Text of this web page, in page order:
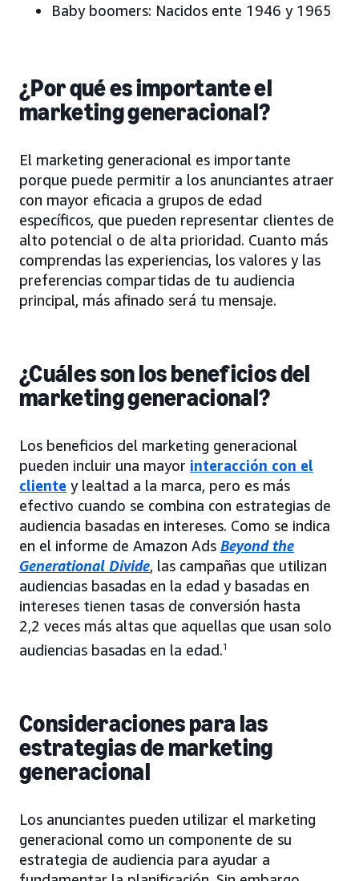
Baby boomers: Nacidos ente 1946 y 1965
¿Por qué es importante el
marketing generacional?
El marketing generacional es importante
porque puede permitir a los anunciantes atraer
con mayor eficacia a grupos de edad
específicos, que pueden representar clientes de
alto potencial o de alta prioridad. Cuanto más
comprendas las experiencias, los valores y las
preferencias compartidas de tu audiencia
principal, más afinado será tu mensaje.
¿Cuáles son los beneficios del
marketing generacional?
Los beneficios del marketing generacional
pueden incluir una mayor interacción con el
cliente y lealtad a la marca, pero es más
efectivo cuando se combina con estrategias de
audiencia basadas en intereses. Como se indica
en el informe de Amazon Ads Beyond the
Generational Divide, las campañas que utilizan
audiencias basadas en la edad y basadas en
intereses tienen tasas de conversión hasta
2,2 veces más altas que aquellas que usan solo
audiencias basadas en la edad.1
Consideraciones para las
estrategias de marketing
generacional
Los anunciantes pueden utilizar el marketing
generacional como un componente de su
estrategia de audiencia para ayudar a